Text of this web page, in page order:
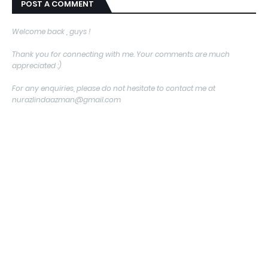
POST A COMMENT
Welcome back , guys !
Thank you for connecting with me. Your comments are much
appreciated :)
For any enquiries, please do not hesitate to contact me at
nurazlindaazman@gmail.com